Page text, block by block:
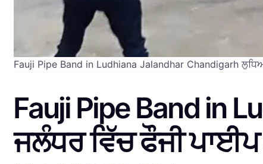
Fauji Pipe Band in Ludhiana Jalandhar Chandigarh
Fauji Pipe Band in
ਜਲੰਧਰ ਵਿੱਚ ਫੌਜੀ